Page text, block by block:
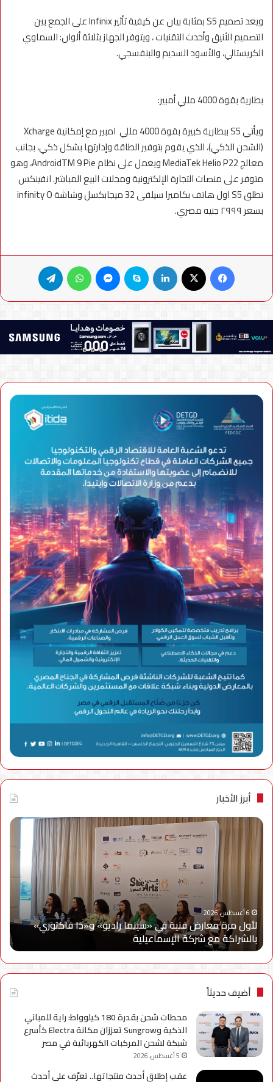
ويعد تصميم S5 بمثابة بيان عن كيفية تأثير Infinix على الجمع بين
التصميم الأنيق وأحدث التقنيات ، ويتوفر الجهاز بثلاثة ألوان: السماوي
الكريستالي، والأسود السديم والبنفسجي.
بطارية بقوة 4000 مللي أمبير:
ويأتي S5 ببطارية كبيرة بقوة 4000 مللي امبير مع إمكانية Xcharge
(الشحن الذكي)، الذي يقوم بتوفير الطاقة وإدارتها بشكل ذكي، بجانب
معالج MediaTek Helio P22 ويعمل على نظام AndroidTM 9 Pie، وهو
متوفر على منصات التجارة الإلكترونية ومحلات البيع المباشر. انفينكس
تطلق S5 اول هاتف بكاميرا سيلفى 32 ميجابكسل وشاشة infinity O
بسعر ٢٩٩٩ جنيه مصري.
فيسبوك لينكدإن سكايب ماسنجر واتساب
أبرز الأخبار
لأول
معارض
فنية
في
«سينما
راديو»
و«ذا
فاكتوري»
بالشراكة
مع
شركة
الإسماعيلية
6 أغسطس، 2026
لأول مرة معارض فنية في «سينما راديو» و«ذا فاكتوري»
بالشراكة مع شركة الإسماعيلية
مع
Cy
في
A
أضيف حديثاً
محطات شحن بقدرة 180 كيلوواط: راية للمباني
الذكية وSungrow تعززان مكانة Electra كأسرع
شبكة لشحن المركبات الكهربائية في مصر
5 أغسطس، 2026
عقب إطلاق أحدث منتجاتها.. تعرّف على أحدث